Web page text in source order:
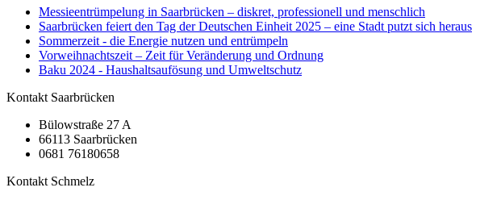
Messieentrümpelung in Saarbrücken – diskret, professionell und menschlich
Saarbrücken feiert den Tag der Deutschen Einheit 2025 – eine Stadt putzt sich heraus
Sommerzeit - die Energie nutzen und entrümpeln
Vorweihnachtszeit – Zeit für Veränderung und Ordnung
Baku 2024 - Haushaltsaufösung und Umweltschutz
Kontakt Saarbrücken
Bülowstraße 27 A
66113 Saarbrücken
0681 76180658
Kontakt Schmelz